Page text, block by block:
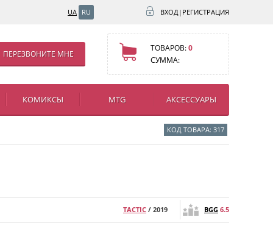
UA RU ВХОД| РЕГИСТРАЦИЯ
ПЕРЕЗВОНИТЕ МНЕ
ТОВАРОВ:0
СУММА:
КОМИКСЫ MTG АКСЕССУАРЫ
КОД ТОВАРА: 317
TACTIC / 2019 BGG 6.5